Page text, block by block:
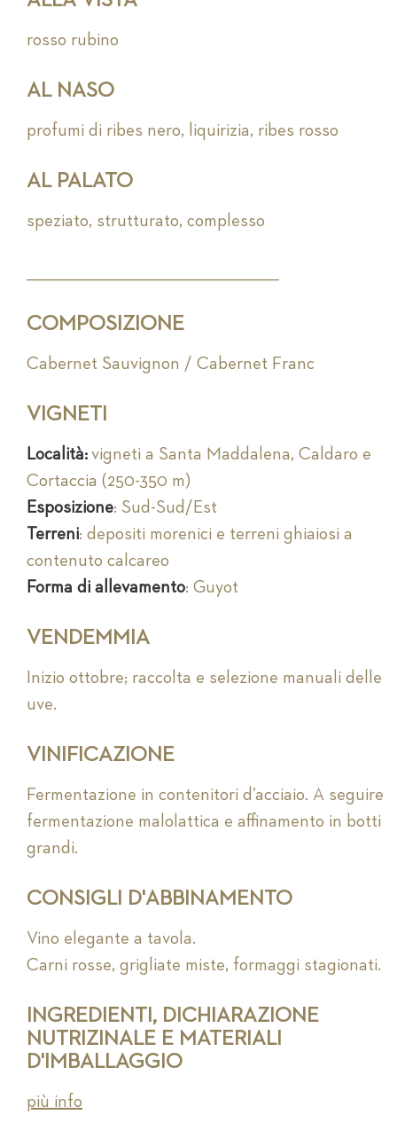
rosso rubino
AL NASO
profumi di ribes nero, liquirizia, ribes rosso
AL PALATO
speziato, strutturato, complesso
COMPOSIZIONE
Cabernet Sauvignon / Cabernet Franc
VIGNETI
Località: vigneti a Santa Maddalena, Caldaro e
Cortaccia (250-350 m)
Esposizione: Sud-Sud/Est
Terreni: depositi morenici e terreni ghiaiosi a
contenuto calcareo
Forma di allevamento: Guyot
VENDEMMIA
Inizio ottobre; raccolta e selezione manuali delle
uve.
VINIFICAZIONE
Fermentazione in contenitori d’acciaio. A seguire
fermentazione malolattica e affinamento in botti
grandi.
CONSIGLI D'ABBINAMENTO
Vino elegante a tavola.
Carni rosse, grigliate miste, formaggi stagionati.
INGREDIENTI, DICHIARAZIONE
NUTRIZINALE E MATERIALI
D'IMBALLAGGIO
più info